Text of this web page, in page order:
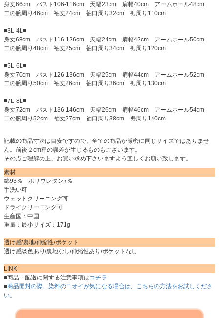
身丈66cm バスト106-116cm 天幅23cm 肩幅40cm アームホール48cm
二の腕周り46cm 袖丈24cm 袖口周り32cm 裾周り110cm
■3L-4L■
身丈68cm バスト116-126cm 天幅24cm 肩幅42cm アームホール50cm
二の腕周り48cm 袖丈25cm 袖口周り34cm 裾周り120cm
■5L-6L■
身丈70cm バスト126-136cm 天幅25cm 肩幅44cm アームホール52cm
二の腕周り50cm 袖丈26cm 袖口周り36cm 裾周り130cm
■7L-8L■
身丈72cm バスト136-146cm 天幅26cm 肩幅46cm アームホール54cm
二の腕周り52cm 袖丈27cm 袖口周り38cm 裾周り140cm
記載の商品寸法は目安ですので、全ての商品が厳密に同じサイズではありませ
ん。前後２cm程の誤差が生じるものもございます。
その点ご理解の上、お買い求め下さいますよう宜しくお願い致します。
素材
綿93％ ポリウレタン7％
手洗い可
ウェットクリーニング可
ドライクリーニング可
生産国：中国
重量：最小サイズ：171g
透け感/裏地/伸縮性/ポケット
透け感淡色あり/裏地なし/伸縮性あり/ポケットなし
LINK
■商品・配送に関する注意事項は コチラ
■商品開封の際、染料のニオイが気になる場合は、こちらの方法をお試しくださ
い。